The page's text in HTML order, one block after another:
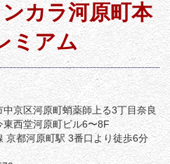
カラ河原町本
ミアム
中京区河原町蛸薬師上る3丁目奈良
東西堂河原町ビル6〜8F
京都河原町駅 3番口より徒歩6分